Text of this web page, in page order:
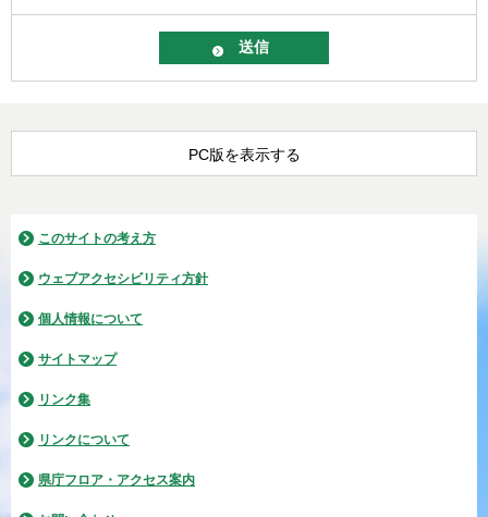
PC版を表示する
このサイトの考え方
ウェブアクセシビリティ方針
個人情報について
サイトマップ
リンク集
リンクについて
県庁フロア・アクセス案内